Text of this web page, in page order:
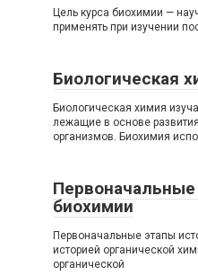
Цель курса биохимии —
применять при изучении
Биологическая
Биологическая химия
лежащие в основе
организмов. Биохимия
биохимии
Первоначальные этапы
историей органической
органической